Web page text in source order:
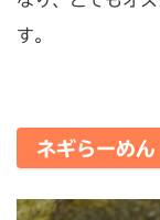
す。
ネギらーめ